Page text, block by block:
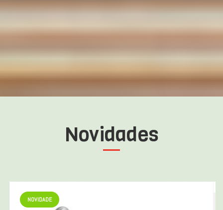
Novidades
NOVIDADE